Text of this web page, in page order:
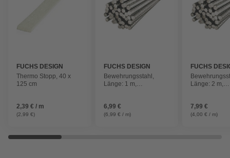
FUCHS DESIGN
Thermo Stopp, 40 x
125 cm
2,39 € / m
(2,99 €)
FUCHS DESIGN
Bewehrungsstahl,
Länge: 1 m,
6,99 €
(6,99 € / m)
FUCHS
Länge: 2 m,
7,99 €
(4,00 € / m)